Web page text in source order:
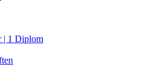
| 1 Diplom